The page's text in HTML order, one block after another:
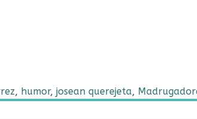
, humor, josean querejeta,